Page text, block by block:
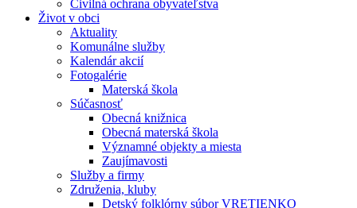
Civilná ochrana obyvateľstva
Život v obci
Aktuality
Komunálne služby
Kalendár akcií
Fotogalérie
Materská škola
Súčasnosť
Obecná knižnica
Obecná materská škola
Významné objekty a miesta
Zaujímavosti
Služby a firmy
Združenia, kluby
Detský folklórny súbor VRETIENKO